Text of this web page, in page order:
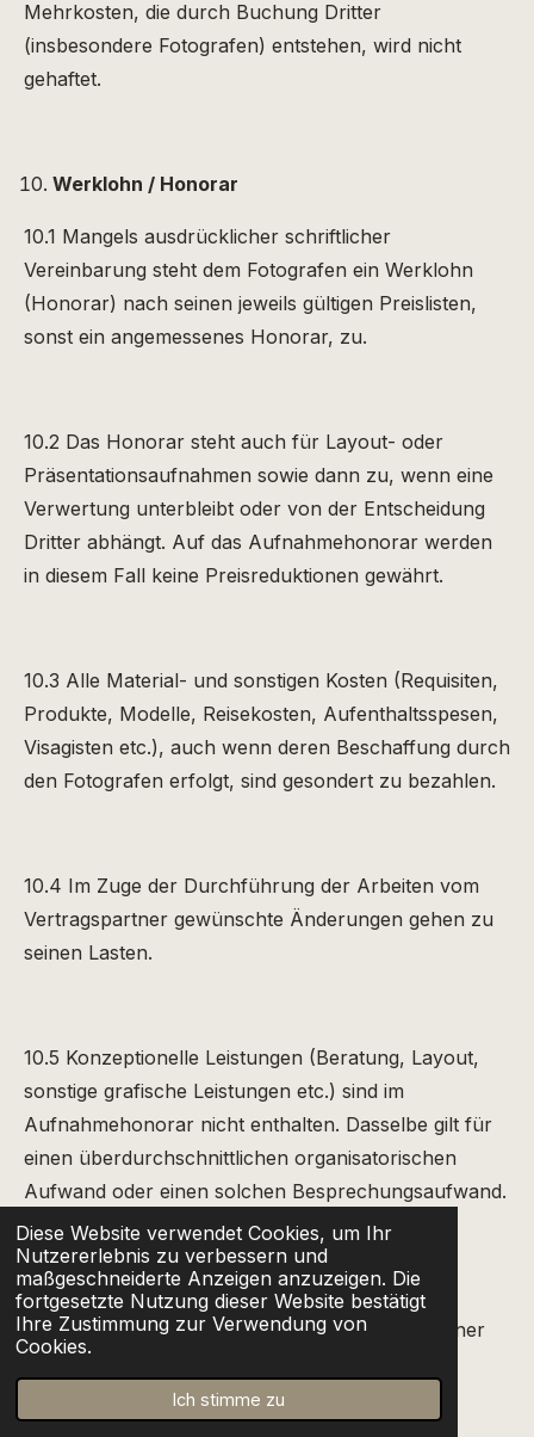
Diese Website verwendet Cookies, um Ihr
Nutzererlebnis zu verbessern und
maßgeschneiderte Anzeigen anzuzeigen. Die
fortgesetzte Nutzung dieser Website bestätigt
Ihre Zustimmung zur Verwendung von
Cookies.
Ich stimme zu
Mehrkosten, die durch Buchung Dritter
(insbesondere Fotografen) entstehen, wird nicht
gehaftet.
Werklohn / Honorar
10.1 Mangels ausdrücklicher schriftlicher
Vereinbarung steht dem Fotografen ein Werklohn
(Honorar) nach seinen jeweils gültigen Preislisten,
sonst ein angemessenes Honorar, zu.
10.2 Das Honorar steht auch für Layout- oder
Präsentationsaufnahmen sowie dann zu, wenn eine
Verwertung unterbleibt oder von der Entscheidung
Dritter abhängt. Auf das Aufnahmehonorar werden
in diesem Fall keine Preisreduktionen gewährt.
10.3 Alle Material- und sonstigen Kosten (Requisiten,
Produkte, Modelle, Reisekosten, Aufenthaltsspesen,
Visagisten etc.), auch wenn deren Beschaffung durch
den Fotografen erfolgt, sind gesondert zu bezahlen.
10.4 Im Zuge der Durchführung der Arbeiten vom
Vertragspartner gewünschte Änderungen gehen zu
seinen Lasten.
10.5 Konzeptionelle Leistungen (Beratung, Layout,
sonstige grafische Leistungen etc.) sind im
Aufnahmehonorar nicht enthalten. Dasselbe gilt für
einen überdurchschnittlichen organisatorischen
Aufwand oder einen solchen Besprechungsaufwand.
10.6 Nimmt der Vertragspartner von der
Durchführung des erteilten Auftrages aus in seiner
Fotografen mangels anderer Vereinbarung das